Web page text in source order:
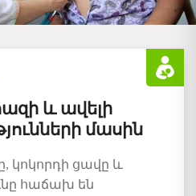
և ավելի
մասին
, կոկորդի ցավը և
հաճախ են